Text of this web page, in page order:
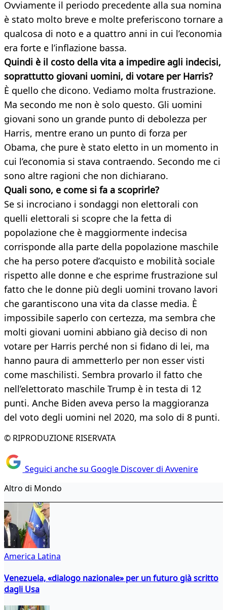
Ovviamente il periodo precedente alla sua nomina
è stato molto breve e molte preferiscono tornare a
qualcosa di noto e a quattro anni in cui l’economia
era forte e l’inflazione bassa.
Quindi è il costo della vita a impedire agli indecisi,
soprattutto giovani uomini, di votare per Harris?
È quello che dicono. Vediamo molta frustrazione.
Ma secondo me non è solo questo. Gli uomini
giovani sono un grande punto di debolezza per
Harris, mentre erano un punto di forza per
Obama, che pure è stato eletto in un momento in
cui l’economia si stava contraendo. Secondo me ci
sono altre ragioni che non dichiarano.
Quali sono, e come si fa a scoprirle?
Se si incrociano i sondaggi non elettorali con
quelli elettorali si scopre che la fetta di
popolazione che è maggiormente indecisa
corrisponde alla parte della popolazione maschile
che ha perso potere d’acquisto e mobilità sociale
rispetto alle donne e che esprime frustrazione sul
fatto che le donne più degli uomini trovano lavori
che garantiscono una vita da classe media. È
impossibile saperlo con certezza, ma sembra che
molti giovani uomini abbiano già deciso di non
votare per Harris perché non si fidano di lei, ma
hanno paura di ammetterlo per non esser visti
come maschilisti. Sembra provarlo il fatto che
nell’elettorato maschile Trump è in testa di 12
punti. Anche Biden aveva perso la maggioranza
del voto degli uomini nel 2020, ma solo di 8 punti.
© RIPRODUZIONE RISERVATA
Seguici anche su Google Discover di Avvenire
Altro di Mondo
America Latina
Venezuela, «dialogo nazionale» per un futuro già scritto
dagli Usa